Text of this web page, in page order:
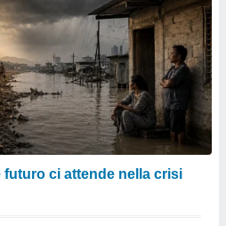
futuro ci attende nella crisi